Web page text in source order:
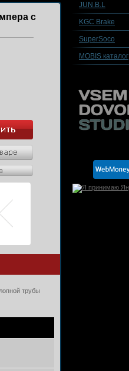
с
трубы
JUN.B.L
KGC Brake
SuperSoco
MOBIS каталог